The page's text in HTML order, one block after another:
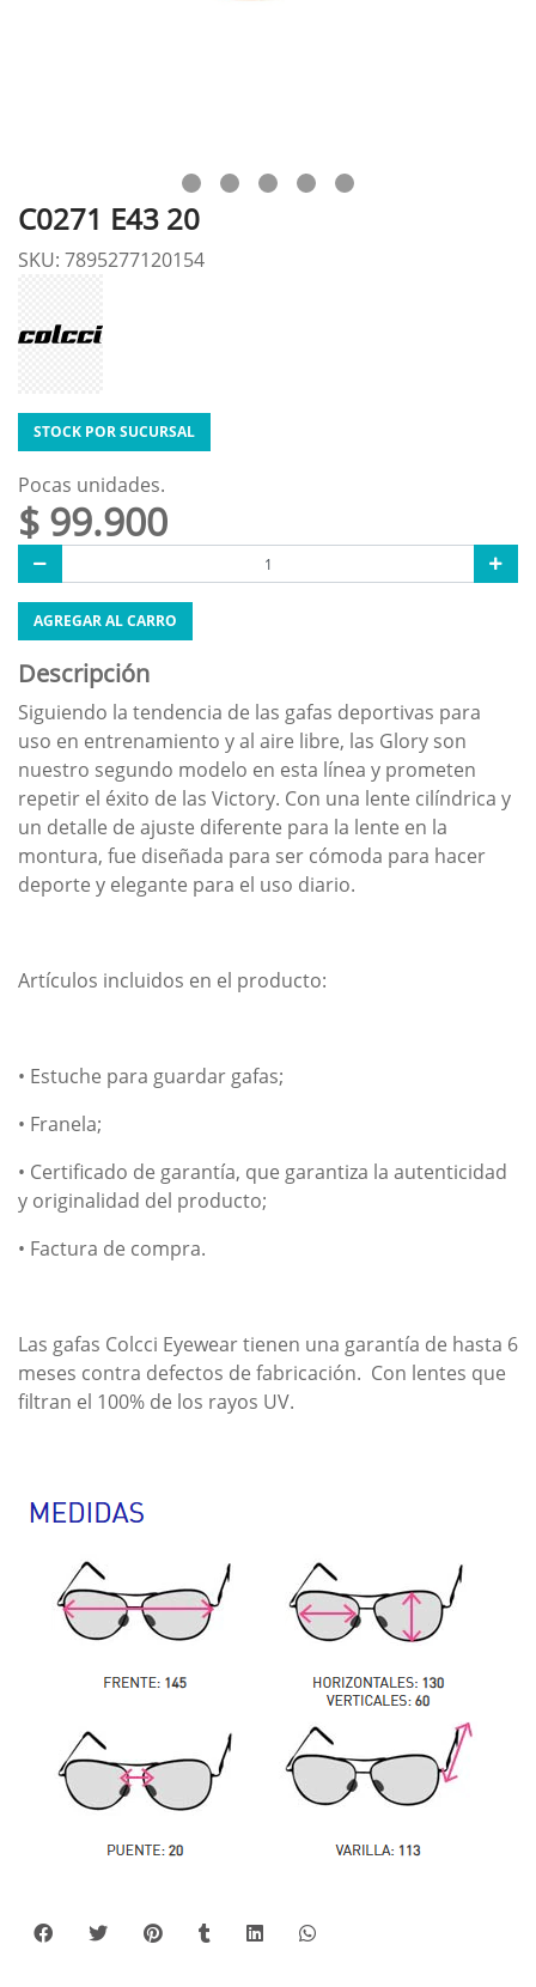
C0271 E43 20
SKU: 7895277120154
STOCK POR SUCURSAL
Pocas unidades.
$ 99.900
AGREGAR AL CARRO
Descripción
Siguiendo la tendencia de las gafas deportivas para
uso en entrenamiento y al aire libre, las Glory son
nuestro segundo modelo en esta línea y prometen
repetir el éxito de las Victory. Con una lente cilíndrica y
un detalle de ajuste diferente para la lente en la
montura, fue diseñada para ser cómoda para hacer
deporte y elegante para el uso diario.
Artículos incluidos en el producto:
• Estuche para guardar gafas;
• Franela;
• Certificado de garantía, que garantiza la autenticidad
y originalidad del producto;
• Factura de compra.
Las gafas Colcci Eyewear tienen una garantía de hasta 6
meses contra defectos de fabricación. Con lentes que
filtran el 100% de los rayos UV.